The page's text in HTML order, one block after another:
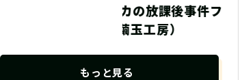
もっと見る